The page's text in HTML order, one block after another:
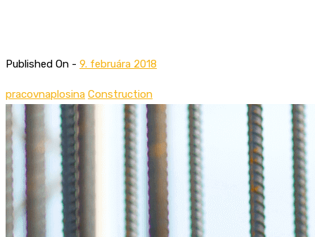
Published On - 9. februára 2018
pracovnaplosina Construction